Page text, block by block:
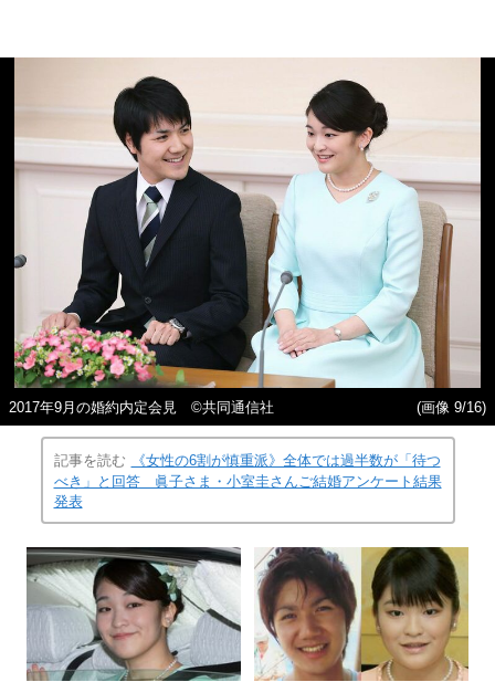
2017年9月の婚約内定会見 ©共同通信社 (画像 9/16)
記事を読む
《女性の6割が慎重派》全体では過半数が「待つ
べき」と回答 眞子さま・小室圭さんご結婚アンケート結果
発表